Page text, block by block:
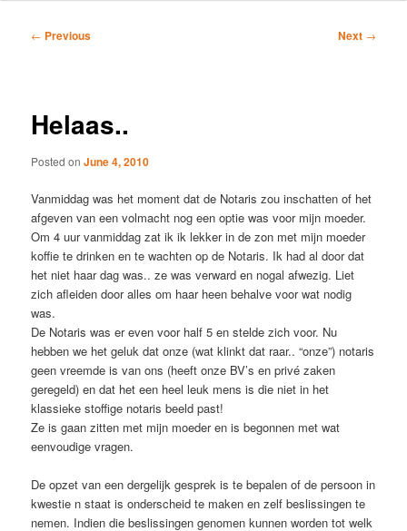
Post
← Previous Next →
Helaas..
Posted onJune 4, 2010
Vanmiddag was het moment dat de Notaris zou inschatten of het
afgeven van een volmacht nog een optie was voor mijn moeder.
Om 4 uur vanmiddag zat ik ik lekker in de zon met mijn moeder
koffie te drinken en te wachten op de Notaris. Ik had al door dat
het niet haar dag was.. ze was verward en nogal afwezig. Liet
zich afleiden door alles om haar heen behalve voor wat nodig
was.
De Notaris was er even voor half 5 en stelde zich voor. Nu
hebben we het geluk dat onze (wat klinkt dat raar.. “onze”) notaris
geen vreemde is van ons (heeft onze BV’s en privé zaken
geregeld) en dat het een heel leuk mens is die niet in het
klassieke stoffige notaris beeld past!
Ze is gaan zitten met mijn moeder en is begonnen met wat
eenvoudige vragen.
De opzet van een dergelijk gesprek is te bepalen of de persoon in
kwestie n staat is onderscheid te maken en zelf beslissingen te
nemen. Indien die beslissingen genomen kunnen worden tot welk